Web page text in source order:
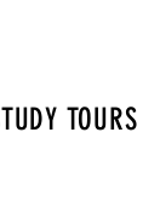
TOURS